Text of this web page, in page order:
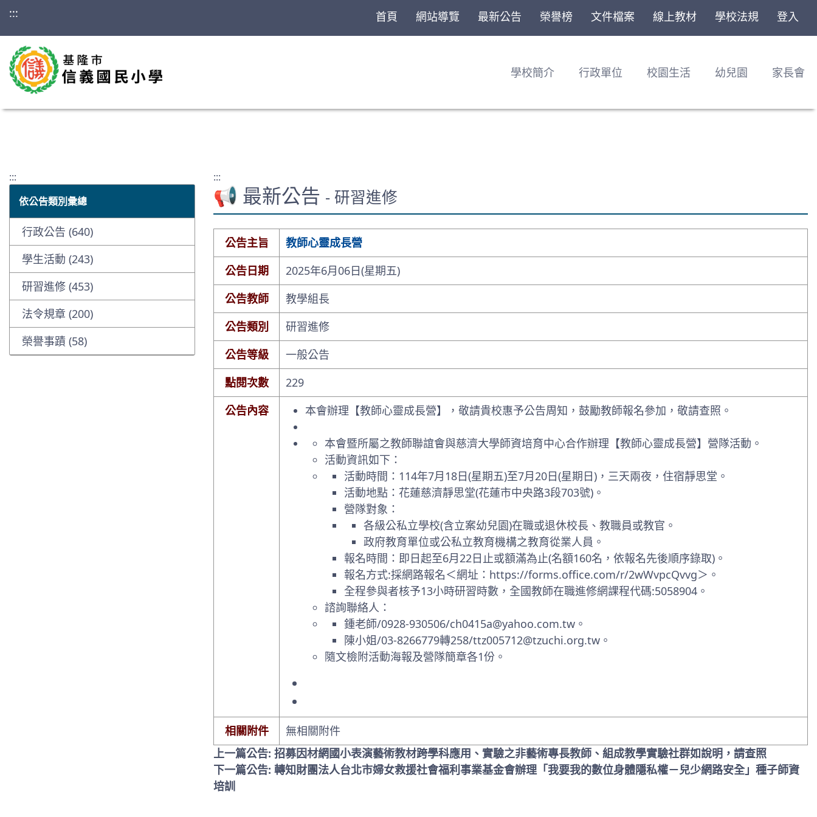
::: 首頁 網站導覽 最新公告 榮譽榜 文件檔案 線上教材 學校法規 登入
學校簡介 行政單位 校園生活 幼兒園 家長會
:::
依公告類別彙總
行政公告 (640)
學生活動 (243)
研習進修 (453)
法令規章 (200)
榮譽事蹟 (58)
:::
📢 最新公告 - 研習進修
公告主旨
教師心靈成長營
公告日期
2025年6月06日(星期五)
公告教師
教學組長
公告類別
研習進修
公告等級
一般公告
點閱次數
229
公告內容
本會辦理【教師心靈成長營】，敬請貴校惠予公告周知，鼓勵教師報名參加，敬請查照。
本會暨所屬之教師聯誼會與慈濟大學師資培育中心合作辦理【教師心靈成長營】營隊活動。
活動資訊如下：
活動時間：114年7月18日(星期五)至7月20日(星期日)，三天兩夜，住宿靜思堂。
活動地點：花蓮慈濟靜思堂(花蓮市中央路3段703號)。
營隊對象：
各級公私立學校(含立案幼兒園)在職或退休校長、教職員或教官。
政府教育單位或公私立教育機構之教育從業人員。
報名時間：即日起至6月22日止或額滿為止(名額160名，依報名先後順序錄取)。
報名方式:採網路報名＜網址：https://forms.office.com/r/2wWvpcQvvg＞。
全程參與者核予13小時研習時數，全國教師在職進修網課程代碼:5058904。
諮詢聯絡人：
鍾老師/0928-930506/ch0415a@yahoo.com.tw。
陳小姐/03-8266779轉258/ttz005712@tzuchi.org.tw。
隨文檢附活動海報及營隊簡章各1份。
相關附件
無相關附件
上一篇公告: 招募因材網國小表演藝術教材跨學科應用、實驗之非藝術專長教師、組成教學實驗社群如說明，請查照
下一篇公告: 轉知財團法人台北市婦女救援社會福利事業基金會辦理「我要我的數位身體隱私權－兒少網路安全」種子師資
培訓